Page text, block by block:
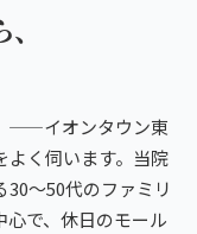
——イオンタウン東
よく伺います。当院
〜50代のファミリ
で、休日のモール